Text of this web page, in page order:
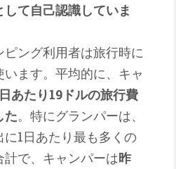
て自己認識していま
ング利用者は旅行時に
ます。平均的に、キャ
あたり19ドルの旅行費
た。特にグランパーは、
1日あたり最も多くの
で、キャンパーは昨